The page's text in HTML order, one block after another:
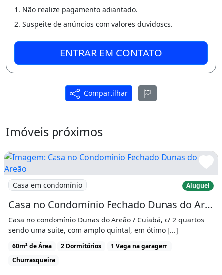
Muito bem localizada, próxima a Fernando
Correa, colégios, faculdades, shopping e
supermercados!
Justino Rondon
Corretor de Imóveis
Cell/WhatsApp: 65-9901-4805
Casa com 3 quartos, sendo uma suíte!
Sala, cozinha estendida, banheiro social, piso
cerâmico, laje pré moldada, duas vagas para
garagem coberta, área de serviço e quintal
privativo (Toda Murada)!
Casa será entregue com armários embutidos
(Suíte Ma...
1. Não realize pagamento adiantado.
2. Suspeite de anúncios com valores duvidosos.
ENTRAR EM CONTATO
Compartilhar
Imóveis próximos
Imagem: Casa no Condomínio Fechado Dunas do Areão
Casa em condomínio Aluguel
Casa no Condomínio Fechado Dunas do Areão, 2 Quartos ( 1 Suite ), com Quintal
Casa no condomínio Dunas do Areão / Cuiabá, c/ 2 quartos
sendo uma suite, com amplo quintal, em ótimo [...]
60m² de Área 2 Dormitórios
1 Vaga na garagem
Churrasqueira